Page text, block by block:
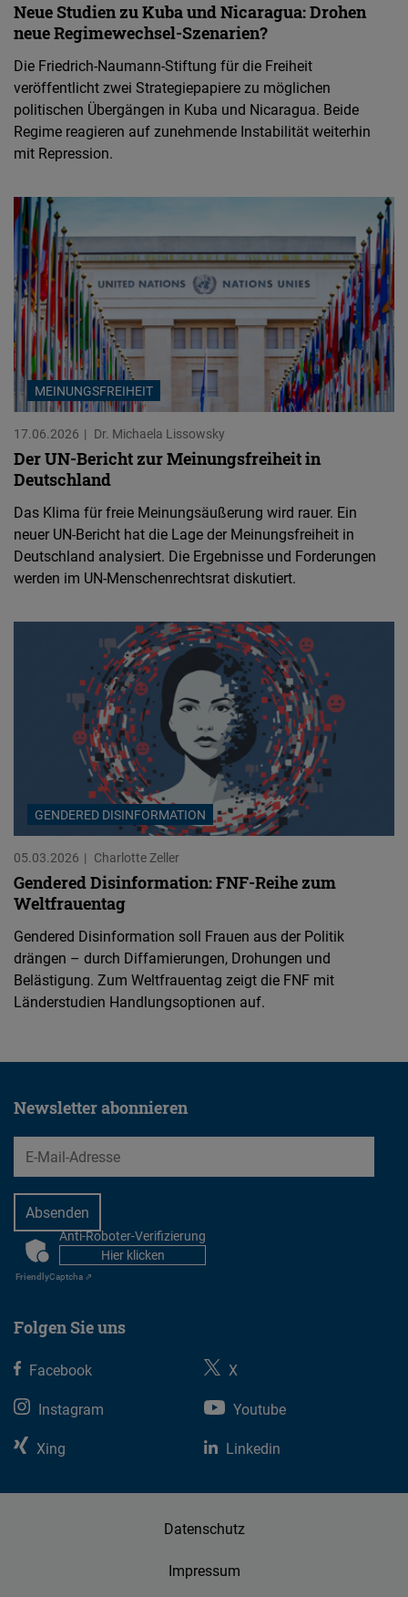
Neue Studien zu Kuba und Nicaragua: Drohen
neue Regimewechsel-Szenarien?
Die Friedrich-Naumann-Stiftung für die Freiheit
veröffentlicht zwei Strategiepapiere zu möglichen
politischen Übergängen in Kuba und Nicaragua. Beide
Regime reagieren auf zunehmende Instabilität weiterhin
mit Repression.
MEINUNGSFREIHEIT
17.06.2026 Dr. Michaela Lissowsky
Der UN-Bericht zur Meinungsfreiheit in
Deutschland
Das Klima für freie Meinungsäußerung wird rauer. Ein
neuer UN-Bericht hat die Lage der Meinungsfreiheit in
Deutschland analysiert. Die Ergebnisse und Forderungen
werden im UN-Menschenrechtsrat diskutiert.
GENDERED DISINFORMATION
05.03.2026 Charlotte Zeller
Gendered Disinformation: FNF-Reihe zum
Weltfrauentag
Gendered Disinformation soll Frauen aus der Politik
drängen – durch Diffamierungen, Drohungen und
Belästigung. Zum Weltfrauentag zeigt die FNF mit
Länderstudien Handlungsoptionen auf.
Newsletter abonnieren
EMail
CAPTCHAAnti-Roboter-Verifizierung
Hier klicken
FriendlyCaptcha ⇗
Folgen Sie uns
Facebook
X
Instagram
Youtube
Xing
Linkedin
Datenschutz
Impressum